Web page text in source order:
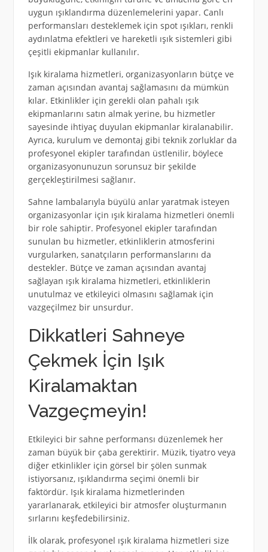
uygun ışıklandırma düzenlemelerini yapar. Canlı
performansları desteklemek için spot ışıkları, renkli
aydınlatma efektleri ve hareketli ışık sistemleri gibi
çeşitli ekipmanlar kullanılır.
Işık kiralama hizmetleri, organizasyonların bütçe ve
zaman açısından avantaj sağlamasını da mümkün
kılar. Etkinlikler için gerekli olan pahalı ışık
ekipmanlarını satın almak yerine, bu hizmetler
sayesinde ihtiyaç duyulan ekipmanlar kiralanabilir.
Ayrıca, kurulum ve demontaj gibi teknik zorluklar da
profesyonel ekipler tarafından üstlenilir, böylece
organizasyonunuzun sorunsuz bir şekilde
gerçekleştirilmesi sağlanır.
Sahne lambalarıyla büyülü anlar yaratmak isteyen
organizasyonlar için ışık kiralama hizmetleri önemli
bir role sahiptir. Profesyonel ekipler tarafından
sunulan bu hizmetler, etkinliklerin atmosferini
vurgularken, sanatçıların performanslarını da
destekler. Bütçe ve zaman açısından avantaj
sağlayan ışık kiralama hizmetleri, etkinliklerin
unutulmaz ve etkileyici olmasını sağlamak için
vazgeçilmez bir unsurdur.
Dikkatleri Sahneye
Çekmek İçin Işık
Kiralamaktan
Vazgeçmeyin!
Etkileyici bir sahne performansı düzenlemek her
zaman büyük bir çaba gerektirir. Müzik, tiyatro veya
diğer etkinlikler için görsel bir şölen sunmak
istiyorsanız, ışıklandırma seçimi önemli bir
faktördür. Işık kiralama hizmetlerinden
yararlanarak, etkileyici bir atmosfer oluşturmanın
sırlarını keşfedebilirsiniz.
İlk olarak, profesyonel ışık kiralama hizmetleri size